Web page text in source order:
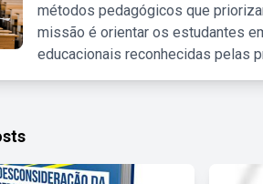
métodos pedagógicos que
missão é orientar os estudantes
educacionais reconhecidas pelas